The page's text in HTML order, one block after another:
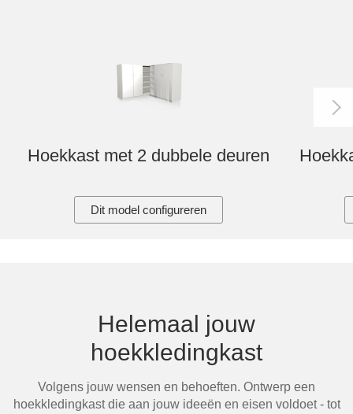
Hoekkast met 2 dubbele deuren
Dit model configureren
Helemaal jouw
hoekkledingkast
Volgens jouw wensen en behoeften. Ontwerp een
hoekkledingkast die aan jouw ideeën en eisen voldoet - tot